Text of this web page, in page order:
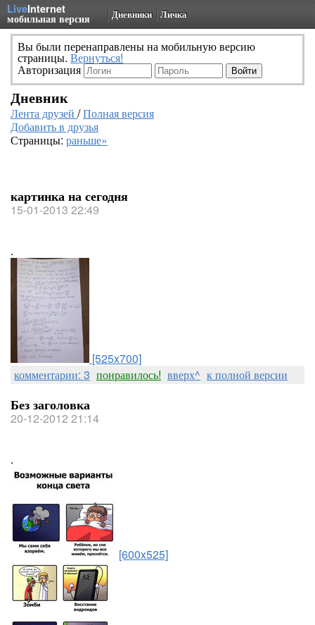
LiveInternet
мобильная версия Дневники Личка
Вы были перенаправлены на мобильную версию
страницы. Вернуться!
Авторизация
Дневник
Лента друзей /Полная версия
Добавить в друзья
Страницы: раньше»
картинка на сегодня
15-01-2013 22:49
.
[525x700]
комментарии: 3 понравилось! вверх^ к полной версии
Без заголовка
20-12-2012 21:14
.
[600x525]